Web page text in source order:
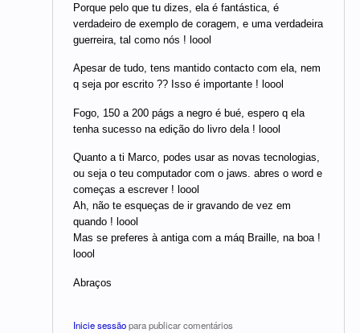
Porque pelo que tu dizes, ela é fantástica, é
verdadeiro de exemplo de coragem, e uma verdadeira
guerreira, tal como nós ! loool
Apesar de tudo, tens mantido contacto com ela, nem
q seja por escrito ?? Isso é importante ! loool
Fogo, 150 a 200 págs a negro é bué, espero q ela
tenha sucesso na edição do livro dela ! loool
Quanto a ti Marco, podes usar as novas tecnologias,
ou seja o teu computador com o jaws. abres o word e
começas a escrever ! loool
Ah, não te esqueças de ir gravando de vez em
quando ! loool
Mas se preferes à antiga com a máq Braille, na boa !
loool
Abraços
Inicie sessãopara publicar comentários